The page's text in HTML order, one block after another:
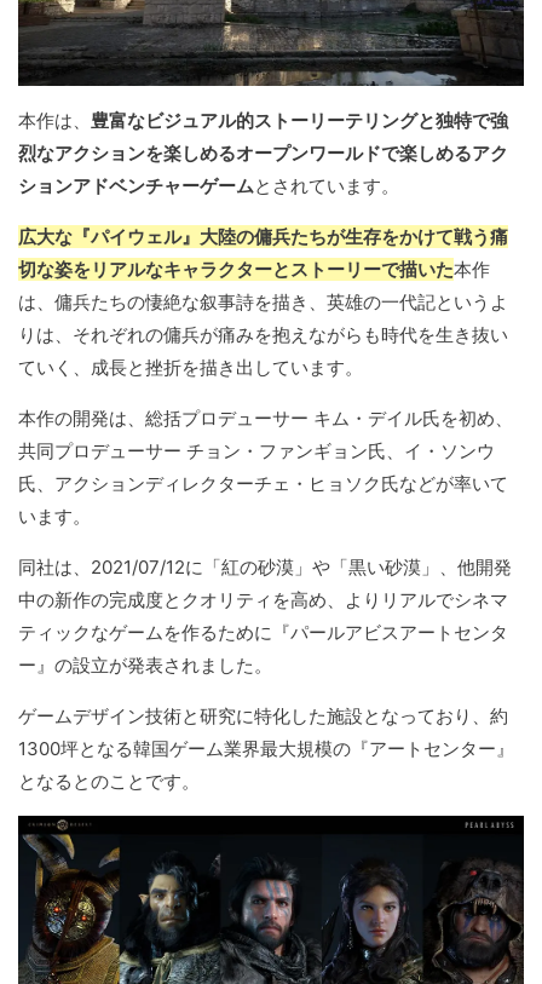
本作は、 豊富なビジュアル的ストーリーテリングと独特で強
烈なアクションを楽しめるオープンワールドで楽しめるアク
ションアドベンチャーゲームとされています。
広大な『パイウェル』大陸の傭兵たちが生存をかけて戦う痛
切な姿をリアルなキャラクターとストーリーで描いた本作
は、傭兵たちの悽絶な叙事詩を描き、英雄の一代記というよ
りは、それぞれの傭兵が痛みを抱えながらも時代を生き抜い
ていく、成長と挫折を描き出しています。
本作の開発は、総括プロデューサー キム・デイル氏を初め、
共同プロデューサー チョン・ファンギョン氏、イ・ソンウ
氏、アクションディレクターチェ・ヒョソク氏などが率いて
います。
同社は、2021/07/12に「紅の砂漠」や「黒い砂漠」、他開発
中の新作の完成度とクオリティを高め、よりリアルでシネマ
ティックなゲームを作るために『パールアビスアートセンタ
ー』の設立が発表されました。
ゲームデザイン技術と研究に特化した施設となっており、約
1300坪となる韓国ゲーム業界最大規模の『アートセンター』
となるとのことです。